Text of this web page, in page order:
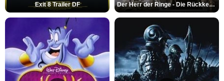
Exit 8 Trailer DF Der Herr der Ringe - Die Rückkehr des Königs Trailer OV